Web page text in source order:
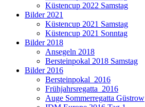
Küstencup 2022 Samstag
Bilder 2021
Küstencup 2021 Samstag
Küstencup 2021 Sonntag
Bilder 2018
Ansegeln 2018
Bersteinpokal 2018 Samstag
Bilder 2016
Bersteinpokal_2016
Frühjahrsregatta_2016
Auge Sommerregatta Güstrow